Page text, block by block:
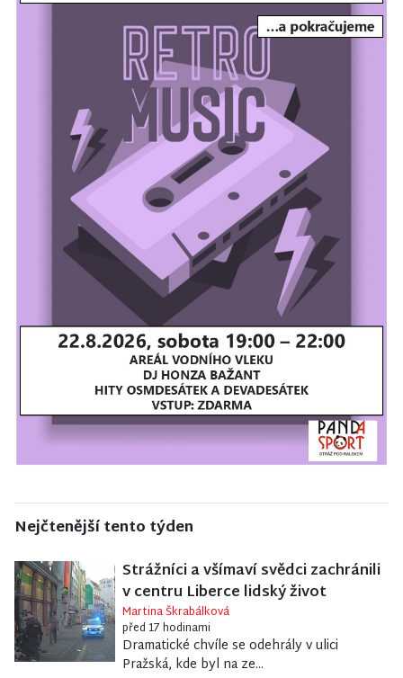
Nejčtenější tento týden
Strážníci a všímaví svědci zachránili
v centru Liberce lidský život
Martina Škrabálková
před 17 hodinami
Dramatické chvíle se odehrály v ulici
Pražská, kde byl na ze...